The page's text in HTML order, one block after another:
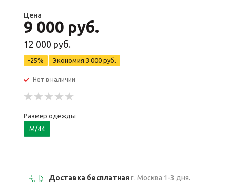
Цена
9 000 руб.
12 000 руб.
-25% Экономия 3 000 руб.
Нет в наличии
Размер одежды
M/44
Доставка бесплатнаяг. Москва 1-3 дня.